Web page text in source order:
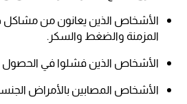
الأشخاص الذين يعانون من مشاكل
المزمنة والضغط والسكر.
الأشخاص الذين فشلوا في الحصول
الأشخاص المصابين بالأمراض